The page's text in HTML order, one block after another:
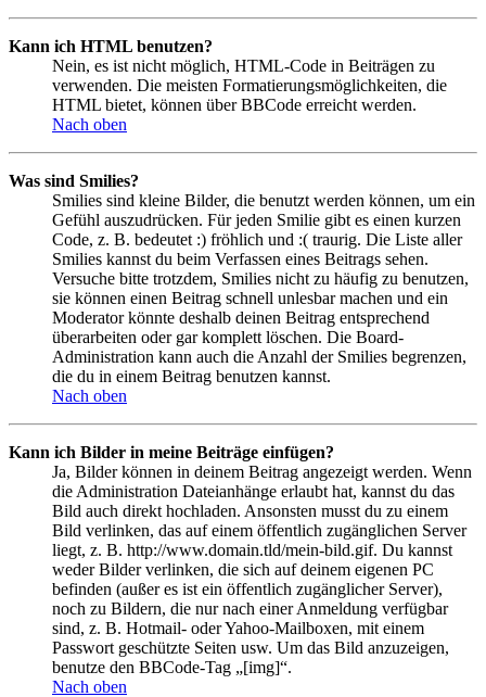
Kann ich HTML benutzen?
Nein, es ist nicht möglich, HTML-Code in Beiträgen zu
verwenden. Die meisten Formatierungsmöglichkeiten, die
HTML bietet, können über BBCode erreicht werden.
Nach oben
Was sind Smilies?
Smilies sind kleine Bilder, die benutzt werden können, um ein
Gefühl auszudrücken. Für jeden Smilie gibt es einen kurzen
Code, z. B. bedeutet :) fröhlich und :( traurig. Die Liste aller
Smilies kannst du beim Verfassen eines Beitrags sehen.
Versuche bitte trotzdem, Smilies nicht zu häufig zu benutzen,
sie können einen Beitrag schnell unlesbar machen und ein
Moderator könnte deshalb deinen Beitrag entsprechend
überarbeiten oder gar komplett löschen. Die Board-
Administration kann auch die Anzahl der Smilies begrenzen,
die du in einem Beitrag benutzen kannst.
Nach oben
Kann ich Bilder in meine Beiträge einfügen?
Ja, Bilder können in deinem Beitrag angezeigt werden. Wenn
die Administration Dateianhänge erlaubt hat, kannst du das
Bild auch direkt hochladen. Ansonsten musst du zu einem
Bild verlinken, das auf einem öffentlich zugänglichen Server
liegt, z. B. http://www.domain.tld/mein-bild.gif. Du kannst
weder Bilder verlinken, die sich auf deinem eigenen PC
befinden (außer es ist ein öffentlich zugänglicher Server),
noch zu Bildern, die nur nach einer Anmeldung verfügbar
sind, z. B. Hotmail- oder Yahoo-Mailboxen, mit einem
Passwort geschützte Seiten usw. Um das Bild anzuzeigen,
benutze den BBCode-Tag „[img]“.
Nach oben